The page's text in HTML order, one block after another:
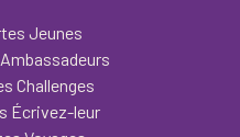
Jeunes
Challenges
Écrivez-leur